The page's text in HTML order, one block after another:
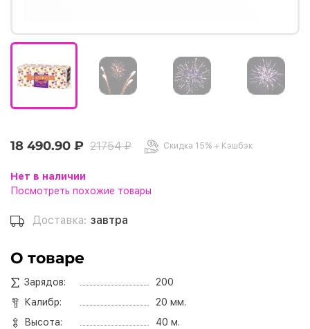
18 490.90 ₽ 21754 ₽ Скидка 15% + Кэшбэк
Нет в наличии
Посмотреть похожие товары
Доставка: завтра
О товаре
Зарядов:
200
Калибр:
20 мм.
Высота:
40 м.